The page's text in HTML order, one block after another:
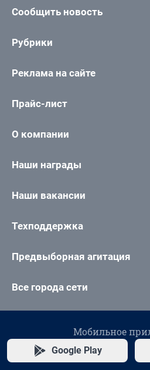
Сообщить новость
Рубрики
Реклама на сайте
Прайс-лист
О компании
Наши награды
Наши вакансии
Техподдержка
Предвыборная агитация
Все города сети
Мобильное
Google Play